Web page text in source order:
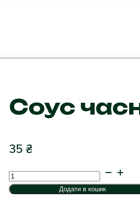
Соус
35 ₴
Соус
часниковий
кількість
Додати в кошик